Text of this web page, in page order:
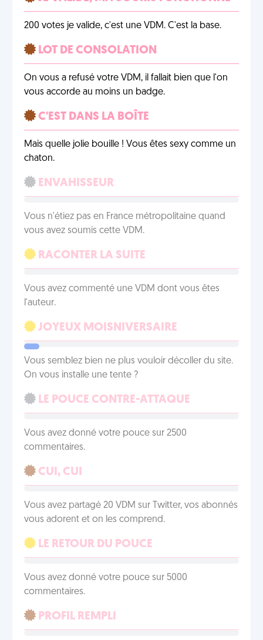
200 votes je valide, c'est une VDM. C'est la base.
LOT DE CONSOLATION
On vous a refusé votre VDM, il fallait bien que l'on
vous accorde au moins un badge.
C'EST DANS LA BOÎTE
Mais quelle jolie bouille ! Vous êtes sexy comme un
chaton.
ENVAHISSEUR
Vous n'étiez pas en France métropolitaine quand
vous avez soumis cette VDM.
RACONTER LA SUITE
Vous avez commenté une VDM dont vous êtes
l'auteur.
JOYEUX MOISNIVERSAIRE
Vous semblez bien ne plus vouloir décoller du site.
On vous installe une tente ?
LE POUCE CONTRE-ATTAQUE
Vous avez donné votre pouce sur 2500
commentaires.
CUI, CUI
Vous avez partagé 20 VDM sur Twitter, vos abonnés
vous adorent et on les comprend.
LE RETOUR DU POUCE
Vous avez donné votre pouce sur 5000
commentaires.
PROFIL REMPLI